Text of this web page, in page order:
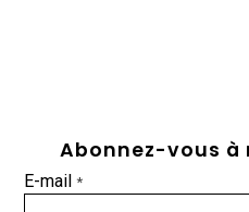
Abonnez-vous
E-mail*